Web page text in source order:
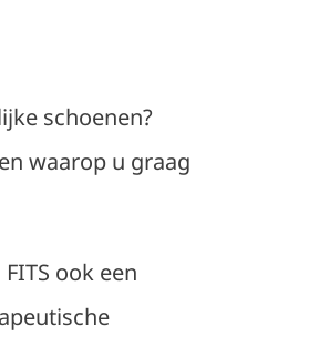
schoenen?
waarop u graag
ook een